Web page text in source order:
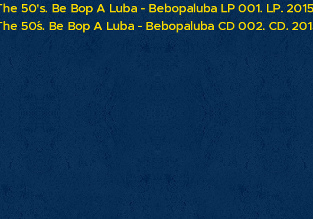
50's. Be Bop A Luba - Bebopaluba LP 001. LP.
50´s. Be Bop A Luba - Bebopaluba CD 002. CD.